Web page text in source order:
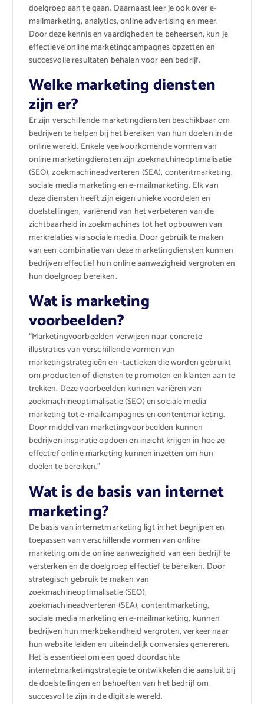
doelgroep aan te gaan. Daarnaast leer je ook over e-
mailmarketing, analytics, online advertising en meer.
Door deze kennis en vaardigheden te beheersen, kun je
effectieve online marketingcampagnes opzetten en
succesvolle resultaten behalen voor een bedrijf.
Welke marketing diensten
zijn er?
Er zijn verschillende marketingdiensten beschikbaar om
bedrijven te helpen bij het bereiken van hun doelen in de
online wereld. Enkele veelvoorkomende vormen van
online marketingdiensten zijn zoekmachineoptimalisatie
(SEO), zoekmachineadverteren (SEA), contentmarketing,
sociale media marketing en e-mailmarketing. Elk van
deze diensten heeft zijn eigen unieke voordelen en
doelstellingen, variërend van het verbeteren van de
zichtbaarheid in zoekmachines tot het opbouwen van
merkrelaties via sociale media. Door gebruik te maken
van een combinatie van deze marketingdiensten kunnen
bedrijven effectief hun online aanwezigheid vergroten en
hun doelgroep bereiken.
Wat is marketing
voorbeelden?
“Marketingvoorbeelden verwijzen naar concrete
illustraties van verschillende vormen van
marketingstrategieën en -tactieken die worden gebruikt
om producten of diensten te promoten en klanten aan te
trekken. Deze voorbeelden kunnen variëren van
zoekmachineoptimalisatie (SEO) en sociale media
marketing tot e-mailcampagnes en contentmarketing.
Door middel van marketingvoorbeelden kunnen
bedrijven inspiratie opdoen en inzicht krijgen in hoe ze
effectief online marketing kunnen inzetten om hun
doelen te bereiken.”
Wat is de basis van internet
marketing?
De basis van internetmarketing ligt in het begrijpen en
toepassen van verschillende vormen van online
marketing om de online aanwezigheid van een bedrijf te
versterken en de doelgroep effectief te bereiken. Door
strategisch gebruik te maken van
zoekmachineoptimalisatie (SEO),
zoekmachineadverteren (SEA), contentmarketing,
sociale media marketing en e-mailmarketing, kunnen
bedrijven hun merkbekendheid vergroten, verkeer naar
hun website leiden en uiteindelijk conversies genereren.
Het is essentieel om een goed doordachte
internetmarketingstrategie te ontwikkelen die aansluit bij
de doelstellingen en behoeften van het bedrijf om
succesvol te zijn in de digitale wereld.